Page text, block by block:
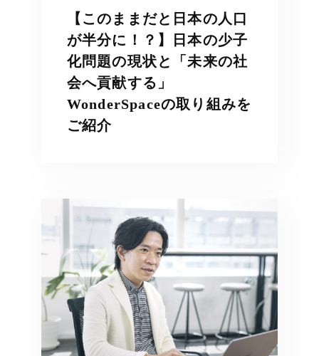
【このままだと日本の人口
が半分に！？】日本の少子
化問題の現状と「未来の社
会へ貢献する」
WonderSpaceの取り組みを
ご紹介